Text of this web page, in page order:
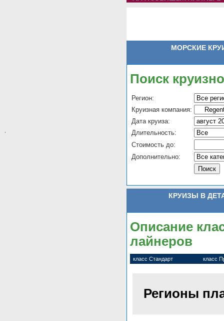
МОРСКИЕ
Поиск
Регион:
Круизная компания:
Дата круиза:
Длительность:
Стоимость до:
Дополнительно:
КРУИЗЫ В
Описание
лайнеров
класс Стандарт класс
Регионы